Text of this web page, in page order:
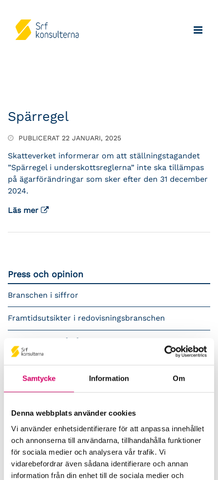
Samtycke Information Om
Denna webbplats använder cookies
Vi använder enhetsidentifierare för att anpassa innehållet
och annonserna till användarna, tillhandahålla funktioner
för sociala medier och analysera vår trafik. Vi
vidarebefordrar även sådana identifierare och annan
information från din enhet till de sociala medier och
Spärregel
PUBLICERAT 22 JANUARI, 2025
Skatteverket informerar om att ställningstagandet
”Spärregel i underskottsreglerna” inte ska tillämpas
på ägarförändringar som sker efter den 31 december
2024.
Läs mer
Press och opinion
Branschen i siffror
Framtidsutsikter i redovisningsbranschen
Prenumerera på våra nyhetsbrev
Pressrum
Remisser
Samverkan med myndigheter och organisationer
Srf Fokusrapport 2024 – insikter för hållbart
företagande